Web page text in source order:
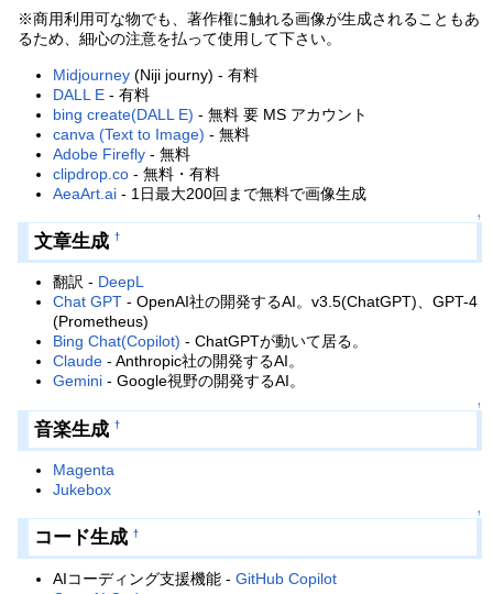
※商用利用可な物でも、著作権に触れる画像が生成されることもあ
るため、細心の注意を払って使用して下さい。
Midjourney (Niji journy) - 有料
DALL E - 有料
bing create(DALL E) - 無料 要 MS アカウント
canva (Text to Image) - 無料
Adobe Firefly - 無料
clipdrop.co - 無料・有料
AeaArt.ai - 1日最大200回まで無料で画像生成
↑
文章生成 †
翻訳 - DeepL
Chat GPT - OpenAI社の開発するAI。v3.5(ChatGPT)、GPT-4
(Prometheus)
Bing Chat(Copilot) - ChatGPTが動いて居る。
Claude - Anthropic社の開発するAI。
Gemini - Google視野の開発するAI。
↑
音楽生成 †
Magenta
Jukebox
↑
コード生成 †
AIコーディング支援機能 -GitHub Copilot